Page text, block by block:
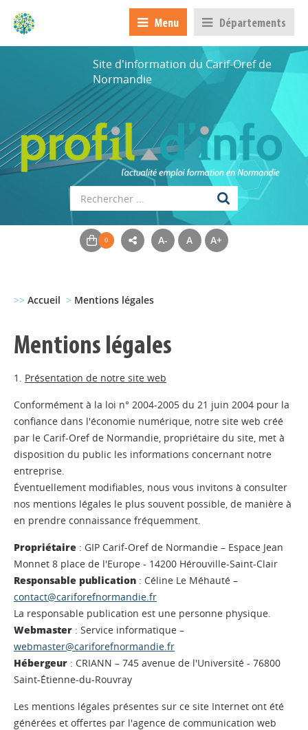
Menu Départements
Site d'information du Carif-Oref de
Normandie
A- A A+
>> Accueil > Mentions légales
Mentions légales
1. Présentation de notre site web
Conformément à la loi n° 2004-2005 du 21 juin 2004 pour la
confiance dans l'économie numérique, notre site web créé
par le Carif-Oref de Normandie, propriétaire du site, met à
disposition du public les informations concernant notre
entreprise.
Éventuellement modifiables, nous vous invitons à consulter
nos mentions légales le plus souvent possible, de manière à
en prendre connaissance fréquemment.
Propriétaire : GIP Carif-Oref de Normandie – Espace Jean
Monnet 8 place de l'Europe - 14200 Hérouville-Saint-Clair
Responsable publication : Céline Le Méhauté –
contact@cariforefnormandie.fr
La responsable publication est une personne physique.
Webmaster : Service informatique –
webmaster@cariforefnormandie.fr
Hébergeur : CRIANN – 745 avenue de l'Université - 76800
Saint-Étienne-du-Rouvray
Les mentions légales présentes sur ce site Internet ont été
générées et offertes par l'agence de communication web